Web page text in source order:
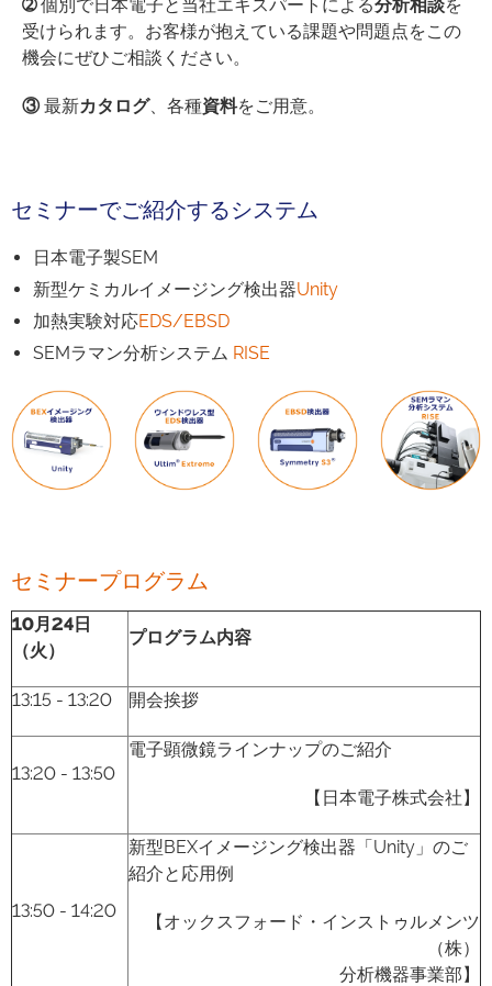
➁個別で日本電子と当社エキスパートによる分析相談を
受けられます。お客様が抱えている課題や問題点をこの
機会にぜひご相談ください。
③最新カタログ、各種資料をご用意。
セミナーでご紹介するシステム
日本電子製SEM
新型ケミカルイメージング検出器Unity
加熱実験対応EDS/EBSD
SEMラマン分析システム RISE
セミナープログラム
10月24日
（火）
プログラム内容
13:15 - 13:20 開会挨拶
13:20 - 13:50
電子顕微鏡ラインナップのご紹介
【日本電子株式会社】
13:50 - 14:20
新型BEXイメージング検出器「Unity」のご
紹介と応用例
【オックスフォード・インストゥルメンツ
（株）
分析機器事業部】